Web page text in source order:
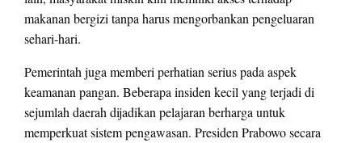
makanan bergizi tanpa harus mengorbankan pengeluaran
sehari-hari.
Pemerintah juga memberi perhatian serius pada aspek
keamanan pangan. Beberapa insiden kecil yang terjadi di
sejumlah daerah dijadikan pelajaran berharga untuk
memperkuat sistem pengawasan. Presiden Prabowo secara